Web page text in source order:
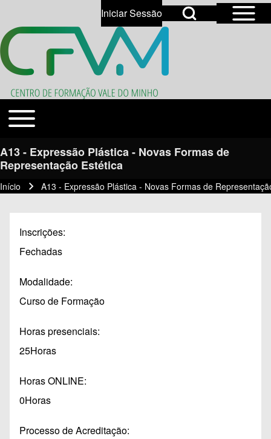
Close search
Search
Open Sidebar
Open Search Block
User account menu
Iniciar SessãoOpen login dialog
Temas
Toggle main menu
A13 - Expressão Plástica - Novas Formas de
Representação Estética
Navegação estrutural
Início A13 - Expressão Plástica - Novas Formas de
Inscrições
Fechadas
Modalidade
Curso de Formação
Horas presenciais
25Horas
Horas ONLINE
0Horas
Processo de Acreditação